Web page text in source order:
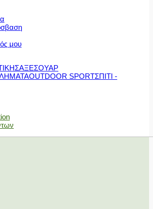
μου
ΑΞΕΣΟΥΑΡ
OUTDOOR SPORTΣΠΙΤΙ -